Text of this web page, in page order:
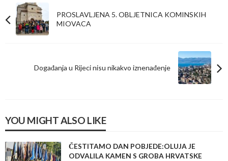
PROSLAVLJENA 5. OBLJETNICA KOMINSKIH
MIOVACA
Događanja u Rijeci nisu nikakvo iznenađenje
YOU MIGHT ALSO LIKE
ČESTITAMO DAN POBJEDE:OLUJA JE
ODVALILA KAMEN S GROBA HRVATSKE